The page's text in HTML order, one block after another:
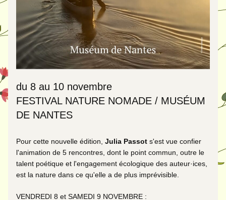
du 8 au 10 novembre
FESTIVAL NATURE NOMADE / MUSÉUM
DE NANTES
Pour cette nouvelle édition, Julia Passot s'est vue confier
l'animation de 5 rencontres, dont le point commun, outre le
talent poétique et l'engagement écologique des auteur·ices,
est la nature dans ce qu'elle a de plus imprévisible.
VENDREDI 8 et SAMEDI 9 NOVEMBRE :